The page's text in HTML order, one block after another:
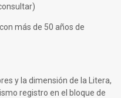
más de 50 años de
y la dimensión de la Litera,
registro en el bloque de